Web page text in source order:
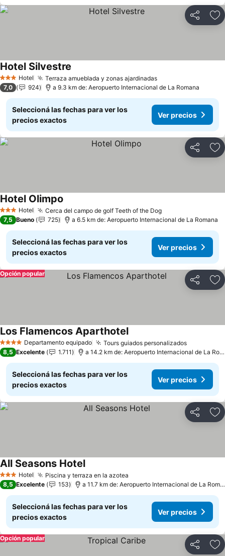
Compartir
3 Estrellas
Hotel Terraza amueblada y zonas ajardinadas
Hotel Silvestre
7,0 924 a 9.3 km de: Aeropuerto Internacional de La Romana
Seleccioná las fechas para ver los
precios exactos
Ver precios
Compartir
3 Estrellas
Hotel Cerca del campo de golf Teeth of the Dog
Hotel Olimpo
7,5 Bueno 725 a 6.5 km de: Aeropuerto Internacional de La Romana
Seleccioná las fechas para ver los
precios exactos
Ver precios
Compartir
Opción popular
4 EstrellasDepartamento equipado Tours guiados personalizados
Los Flamencos Aparthotel
8,5 Excelente 1.711 a 14.2 km de: Aeropuerto Internacional de La Romana
Seleccioná las fechas para ver los
precios exactos
Ver precios
Compartir
3 Estrellas
Hotel Piscina y terraza en la azotea
All Seasons Hotel
8,5 Excelente 153 a 11.7 km de: Aeropuerto Internacional de La Romana
Seleccioná las fechas para ver los
precios exactos
Ver precios
Compartir
Opción popular